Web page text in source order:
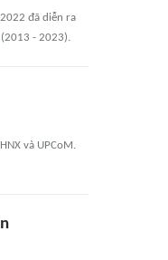
đã diễn ra
- 2023).
và UPCoM.